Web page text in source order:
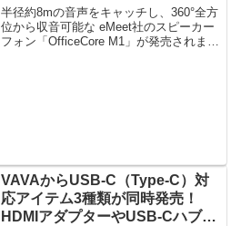
カーフォン「OfficeCore M1」発
売！
半径約8mの音声をキャッチし、360°全方
位から収音可能な eMeet社のスピーカー
フォン「OfficeCore M1」が発売されまし
VAVAからUSB-C（Type-C）対
応アイテム3種類が同時発売！
HDMIアダプターやUSB-Cハブで